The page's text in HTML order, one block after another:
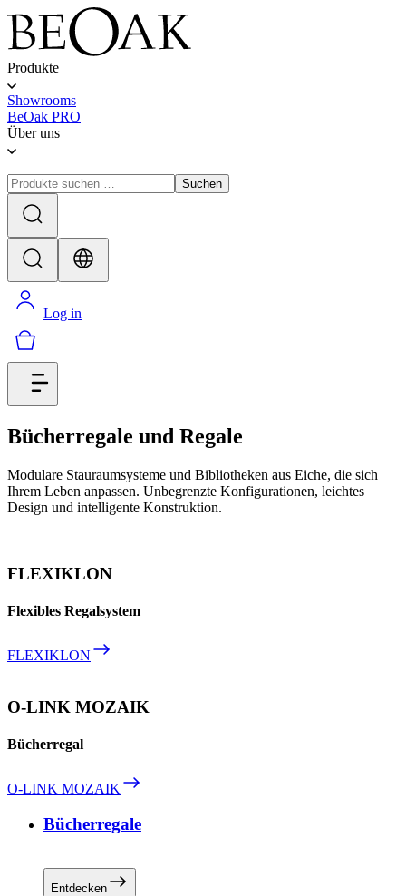
Produkte
Showrooms
BeOak PRO
Über uns
Suchen
Log in
Bücherregale und Regale
Modulare Stauraumsysteme und Bibliotheken aus Eiche, die sich
Ihrem Leben anpassen. Unbegrenzte Konfigurationen, leichtes
Design und intelligente Konstruktion.
FLEXIKLON
Flexibles Regalsystem
FLEXIKLON
O-LINK MOZAIK
Bücherregal
O-LINK MOZAIK
Bücherregale
Entdecken